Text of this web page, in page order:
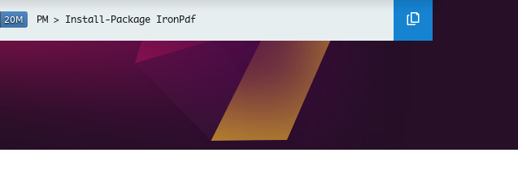
html assets: Images, CSS and JavaScript.
BasePath 'C:\site\assets\' is set as the file location to
Install-Package IronPdf